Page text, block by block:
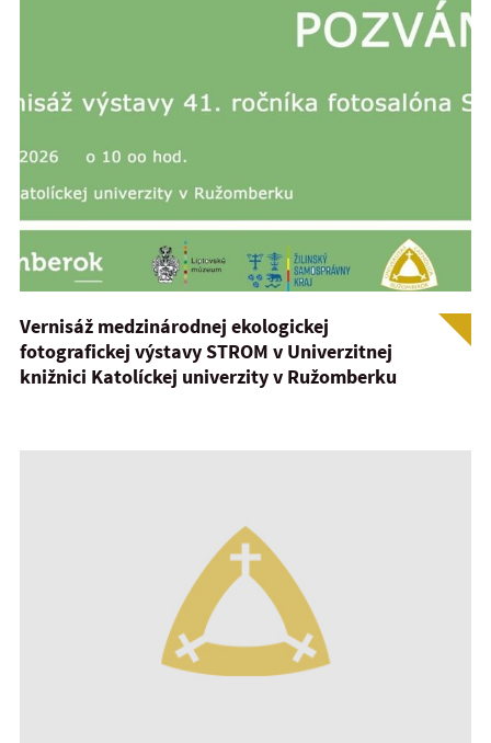
Vernisáž medzinárodnej ekologickej
fotografickej výstavy STROM v Univerzitnej
knižnici Katolíckej univerzity v Ružomberku